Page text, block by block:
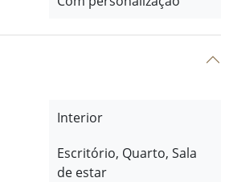
Interior
Escritório, Quarto, Sala
de estar